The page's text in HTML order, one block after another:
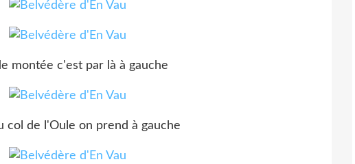
montée c'est par là à gauche
col de l'Oule on prend à gauche